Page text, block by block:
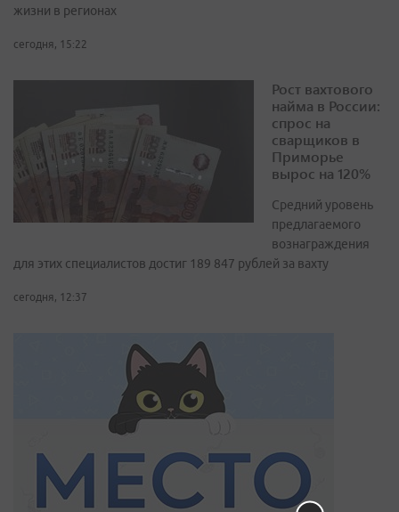
жизни в регионах
сегодня, 15:22
Рост вахтового
найма в России:
спрос на
сварщиков в
Приморье
вырос на 120%
Средний уровень
предлагаемого
вознаграждения
для этих специалистов достиг 189 847 рублей за вахту
сегодня, 12:37